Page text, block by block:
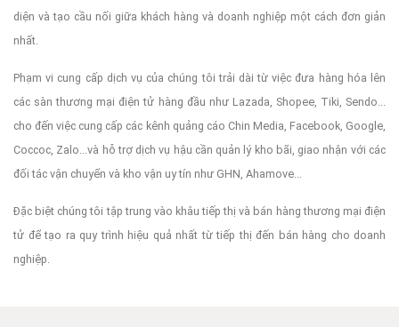
diện và tạo cầu nối giữa khách hàng và doanh nghiệp một cách đơn giản
nhất.
Phạm vi cung cấp dịch vụ của chúng tôi trải dài từ việc đưa hàng hóa lên
các sàn thương mại điện tử hàng đầu như Lazada, Shopee, Tiki, Sendo...
cho đến việc cung cấp các kênh quảng cáo Chin Media, Facebook, Google,
Coccoc, Zalo...và hỗ trợ dịch vụ hậu cần quản lý kho bãi, giao nhận với các
đối tác vận chuyển và kho vận uy tín như GHN, Ahamove...
Đặc biệt chúng tôi tập trung vào khâu tiếp thị và bán hàng thương mại điện
tử để tạo ra quy trình hiệu quả nhất từ tiếp thị đến bán hàng cho doanh
nghiệp.